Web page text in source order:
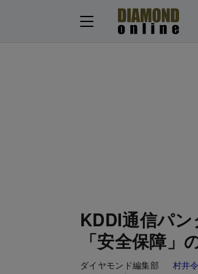
KDDI通信パ
「安全保障」
ダイヤモンド編集部 村井